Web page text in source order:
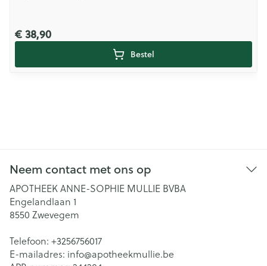
€ 38,90
Bestel
Neem contact met ons op
APOTHEEK ANNE-SOPHIE MULLIE BVBA
Engelandlaan 1
8550 Zwevegem
Telefoon: +3256756017
E-mailadres: info@apotheekmullie.be